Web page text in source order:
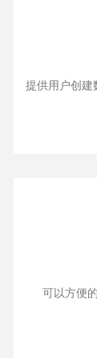
提供用户创建
可以方便